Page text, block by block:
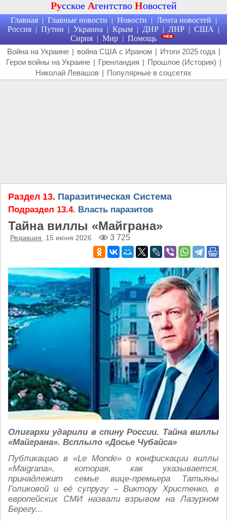
Русское Агентство Новостей
Главная | Главные новости | Новости | Лента новостей |
Россия | Путин | Украина | Крым | ДНР | ЛНР | США |
Сирия | Мир | Помощь
Война на Украине | война США с Ираном | Итоги 2025 года |
Герои войны на Украине | Гренландия | Прошлое (История) |
Николай Левашов | Популярные в соцсетях
Раздел 13. Паразитическая Система
Подраздел 13.4. Власть паразитов
Тайна виллы «Майграна»
Редакция , 15 июня 2026 3 725
Олигархи ударили в спину России. Тайна виллы
«Майграна». Всплыло «Досье Чубайса»
Публикацию в «Lе Monde» о конфискации виллы
«Maigrana», которая, как указывается,
принадлежит семье вице-премьера Татьяны
Голиковой и её супругу – Виктору Христенко, в
европейских СМИ назвали взрывом на Лазурном
Берегу...